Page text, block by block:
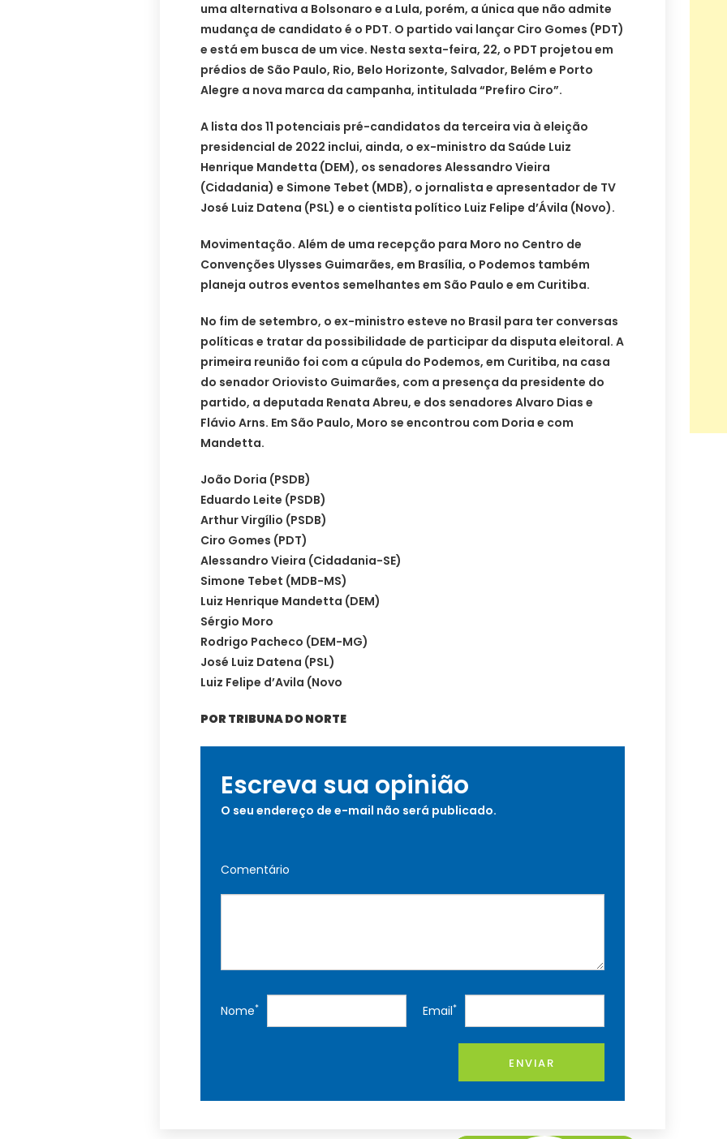
uma alternativa a Bolsonaro e a Lula, porém, a única que não admite
mudança de candidato é o PDT. O partido vai lançar Ciro Gomes (PDT)
e está em busca de um vice. Nesta sexta-feira, 22, o PDT projetou em
prédios de São Paulo, Rio, Belo Horizonte, Salvador, Belém e Porto
Alegre a nova marca da campanha, intitulada “Prefiro Ciro”.
A lista dos 11 potenciais pré-candidatos da terceira via à eleição
presidencial de 2022 inclui, ainda, o ex-ministro da Saúde Luiz
Henrique Mandetta (DEM), os senadores Alessandro Vieira
(Cidadania) e Simone Tebet (MDB), o jornalista e apresentador de TV
José Luiz Datena (PSL) e o cientista político Luiz Felipe d’Ávila (Novo).
Movimentação. Além de uma recepção para Moro no Centro de
Convenções Ulysses Guimarães, em Brasília, o Podemos também
planeja outros eventos semelhantes em São Paulo e em Curitiba.
No fim de setembro, o ex-ministro esteve no Brasil para ter conversas
políticas e tratar da possibilidade de participar da disputa eleitoral. A
primeira reunião foi com a cúpula do Podemos, em Curitiba, na casa
do senador Oriovisto Guimarães, com a presença da presidente do
partido, a deputada Renata Abreu, e dos senadores Alvaro Dias e
Flávio Arns. Em São Paulo, Moro se encontrou com Doria e com
Mandetta.
João Doria (PSDB)
Eduardo Leite (PSDB)
Arthur Virgílio (PSDB)
Ciro Gomes (PDT)
Alessandro Vieira (Cidadania-SE)
Simone Tebet (MDB-MS)
Luiz Henrique Mandetta (DEM)
Sérgio Moro
Rodrigo Pacheco (DEM-MG)
José Luiz Datena (PSL)
Luiz Felipe d’Avila (Novo
POR TRIBUNA DO NORTE
Escreva sua opinião
O seu endereço de e-mail não será publicado.
Comentário
Nome* Email*
ENVIAR